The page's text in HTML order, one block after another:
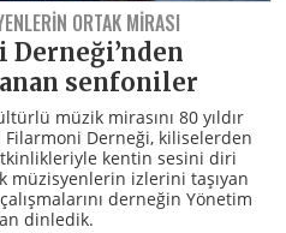
ORTAK MIRASI
senfoniler
müzik mirasını 80 yıldır
Derneği, kiliselerden
kentin sesini diri
müzisyenlerin izlerini taşıyan
derneğin Yönetim
dinledik.